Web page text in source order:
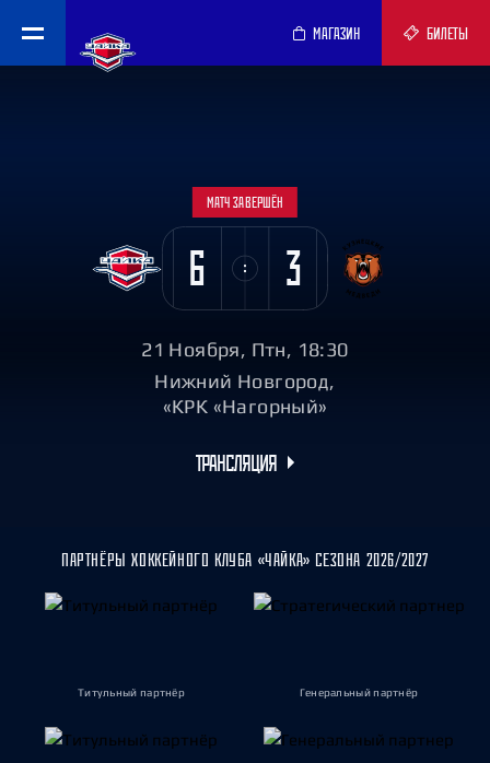
МАГАЗИН БИЛЕТЫ
МАТЧ ЗАВЕРШЁН
6 3
21 Ноября, Птн, 18:30
Нижний Новгород,
«КРК «Нагорный»
ТРАНСЛЯЦИЯ
ПАРТНЁРЫ ХОККЕЙНОГО КЛУБА «ЧАЙКА» СЕЗОНА 2026/2027
Титульный партнёр Генеральный партнёр